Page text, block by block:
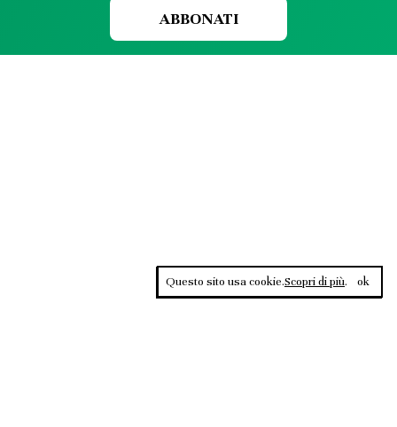
ABBONATI
Questo sito usa cookie.Scopri di più. ok